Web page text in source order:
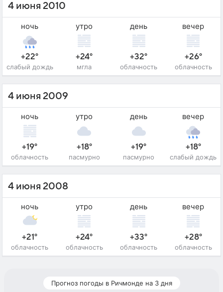
4 июня 2010
ночь
+22°
слабый дождь
утро
+24°
мгла
день
+32°
облачность
вечер
+26°
облачность
4 июня 2009
ночь
+19°
облачность
утро
+18°
пасмурно
день
+19°
пасмурно
вечер
+18°
слабый дождь
4 июня 2008
ночь
+21°
облачность
утро
+24°
облачность
день
+33°
облачность
вечер
+28°
облачность
Прогноз погоды в Ричмонде на 3 дня